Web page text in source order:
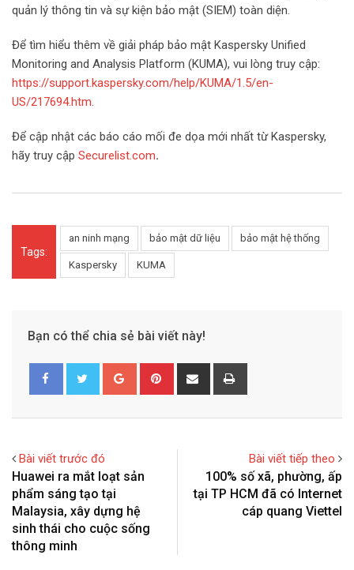
quản lý thông tin và sự kiện bảo mật (SIEM) toàn diện.
Để tìm hiểu thêm về giải pháp bảo mật Kaspersky Unified
Monitoring and Analysis Platform (KUMA), vui lòng truy cập:
https://support.kaspersky.com/help/KUMA/1.5/en-
US/217694.htm.
Để cập nhật các báo cáo mối đe dọa mới nhất từ Kaspersky,
hãy truy cập Securelist.com.
Tags:
an ninh mạng bảo mật dữ liệu bảo mật hệ thống
Kaspersky KUMA
Bạn có thể chia sẻ bài viết này!
o
e
i
e
h
r
Bài viết trước đó
Huawei ra mắt loạt sản
phẩm sáng tạo tại
Malaysia, xây dựng hệ
sinh thái cho cuộc sống
thông minh
Bài viết tiếp theo
100% số xã, phường, ấp
tại TP HCM đã có Internet
cáp quang Viettel